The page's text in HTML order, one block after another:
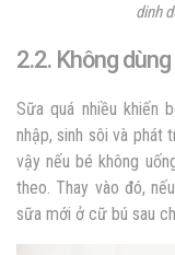
dinh
2.2. Không
Sữa quá nhiều khiến
nhập, sinh sôi và phát
vậy nếu bé không
theo. Thay vào đó,
sữa mới ở cữ bú sau